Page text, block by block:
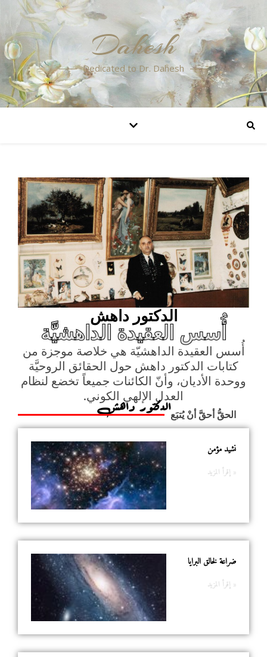
Dahesh
Dedicated to Dr. Dahesh
الدكتور داهش
أُسس العقيدة الداهشيَّة
أُسس العقيدة الداهشيّة هي خلاصة موجزة من
كتابات الدكتور داهش حول الحقائق الروحيَّة
ووحدة الأديان، وأنّ الكائنات جميعاً تخضع لنظام
العدل الإلهي الكوني.
الدكتور داهشالحقُّ أحقَّ أنْ يُتبَع
نشيد مؤمن
إقرأ المزيد »
ضراعة لخالق البرايا
إقرأ المزيد »